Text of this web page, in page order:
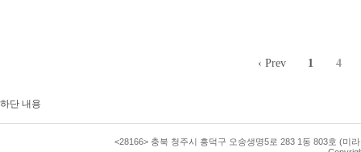
‹ Prev 1 4
하단 내용
<28166> 충북 청주시 흥덕구 오송생명5로 283 1동 803호 (미